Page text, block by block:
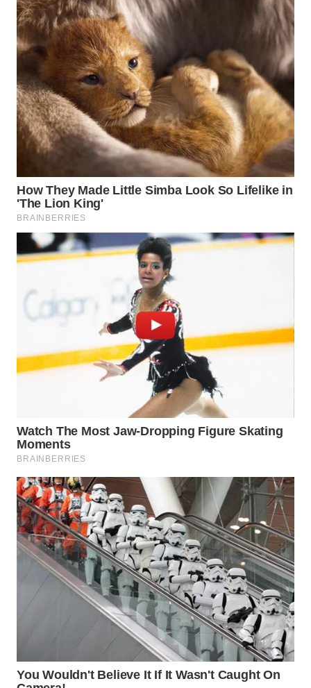
WN
LABUHANBATU
TAPANULI
TENGAH
WN DELI
SERDANG
WN
TEBING
TINGGI
WN
KARAWANG
WN
BEKASI
BOGOR
WN
DEPOK
WN
TAPANULI
UTARA
SAMOSIR
LAWAS